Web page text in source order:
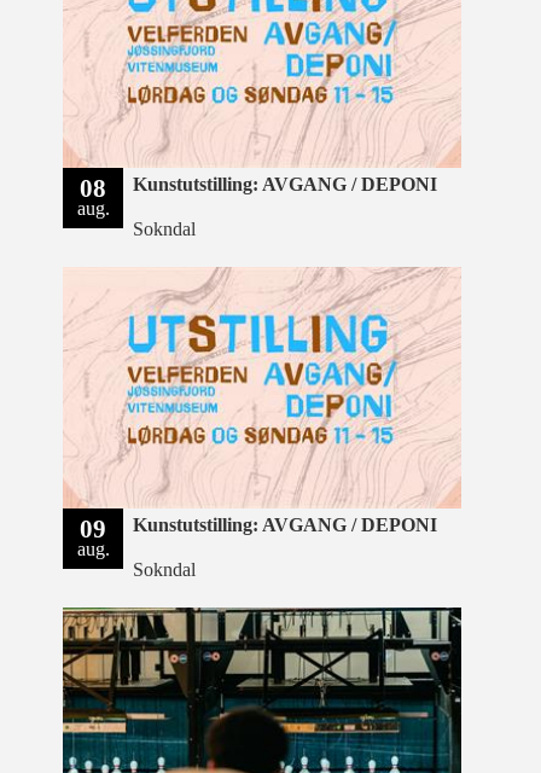
08
aug.
Kunstutstilling: AVGANG / DEPONI
Sokndal
09
aug.
Kunstutstilling: AVGANG / DEPONI
Sokndal